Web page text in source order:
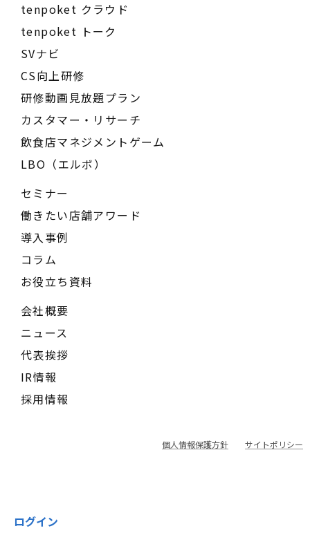
tenpoket クラウド
tenpoket トーク
SVナビ
CS向上研修
研修動画見放題プラン
カスタマー・リサーチ
飲食店マネジメントゲーム
LBO（エルボ）
セミナー
働きたい店舗アワード
導入事例
コラム
お役立ち資料
会社概要
ニュース
代表挨拶
IR情報
採用情報
個人情報保護方針 サイトポリシー
ログイン